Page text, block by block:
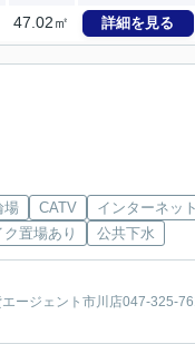
47.02㎡ 詳細を見る
場 CATV
インターネッ
ク置場あり
公共下水
ージェント市川店047-325-